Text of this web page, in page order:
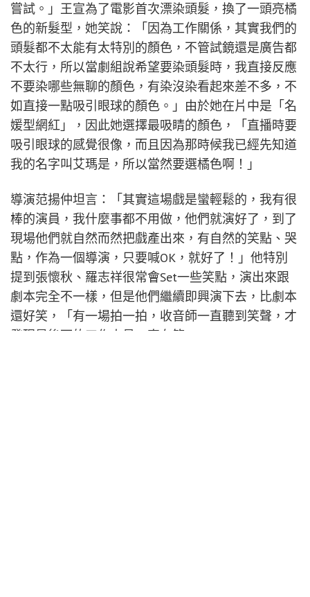
嘗試。」王宣為了電影首次漂染頭髮，換了一頭亮橘
色的新髮型，她笑說：「因為工作關係，其實我們的
頭髮都不太能有太特別的顏色，不管試鏡還是廣告都
不太行，所以當劇組說希望要染頭髮時，我直接反應
不要染哪些無聊的顏色，有染沒染看起來差不多，不
如直接一點吸引眼球的顏色。」由於她在片中是「名
媛型網紅」，因此她選擇最吸睛的顏色，「直播時要
吸引眼球的感覺很像，而且因為那時候我已經先知道
我的名字叫艾瑪是，所以當然要選橘色啊！」
導演范揚仲坦言：「其實這場戲是蠻輕鬆的，我有很
棒的演員，我什麼事都不用做，他們就演好了，到了
現場他們就自然而然把戲產出來，有自然的笑點、哭
點，作為一個導演，只要喊OK，就好了！」他特別
提到張懷秋、羅志祥很常會Set一些笑點，演出來跟
劇本完全不一樣，但是他們繼續即興演下去，比劇本
還好笑，「有一場拍一拍，收音師一直聽到笑聲，才
發現是後面的工作人員一直在笑。」